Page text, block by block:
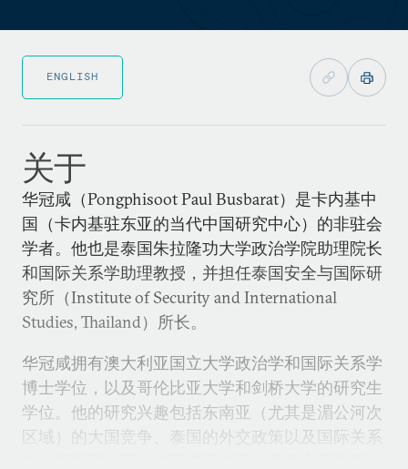
ENGLISH
关于
华冠咸（Pongphisoot Paul Busbarat）是卡内基中
国（卡内基驻东亚的当代中国研究中心）的非驻会
学者。他也是泰国朱拉隆功大学政治学院助理院长
和国际关系学助理教授，并担任泰国安全与国际研
究所（Institute of Security and International
Studies, Thailand）所长。
华冠咸拥有澳大利亚国立大学政治学和国际关系学
博士学位，以及哥伦比亚大学和剑桥大学的研究生
学位。他的研究兴趣包括东南亚（尤其是湄公河次
区域）的大国竞争、泰国的外交政策以及国际关系